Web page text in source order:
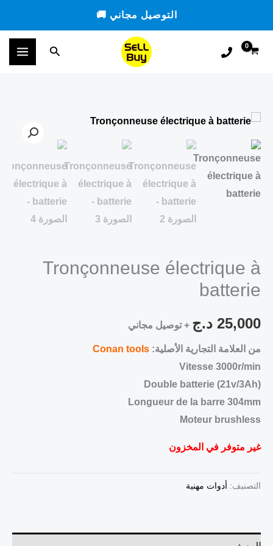
المحتوى
التوصيل مجاني 🚚
البحث
Tronçonneuse électrique à
batterie
25,000 د.ج + توصيل مجاني
من العلامة التجارية الأصلية: Conan tools
Vitesse 3000r/min
Double batterie (21v/3Ah)
Longueur de la barre 304mm
Moteur brushless
غير متوفر في المخزون
التصنيف: أدوات مهنية